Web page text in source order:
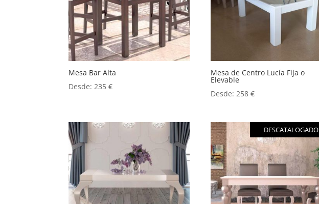
Mesa Bar Alta
Desde:235€
Mesa de Centro Lucía Fija o
Elevable
Desde:258€
DESCATALOGADO